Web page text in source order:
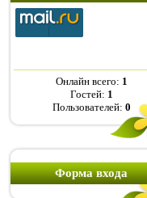
Онлайн всего: 1
Гостей: 1
Пользователей: 0
Форма входа